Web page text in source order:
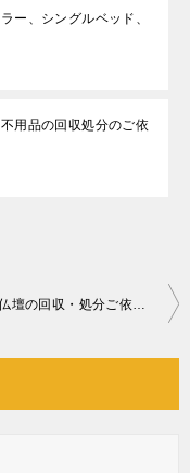
ー、シングルベッド、
用品の回収処分のご依
神棚、仏壇の回収・処分ご依頼 お客様の声